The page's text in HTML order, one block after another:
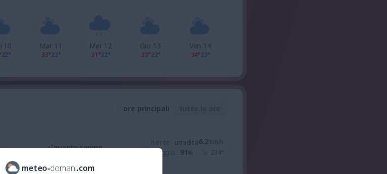
10
22°
Mar 11
33°22°
Mer 12
31°22°
Gio 13
33°22°
Ven 14
34°23°
ore principali
alquanto sereno
niente
pioggia
umidità
91%
6.2km/h
234°
meteo-domani.com